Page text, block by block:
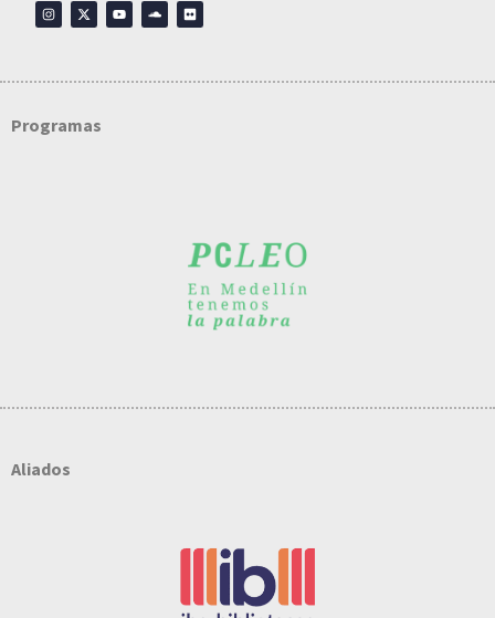
Programas
Aliados